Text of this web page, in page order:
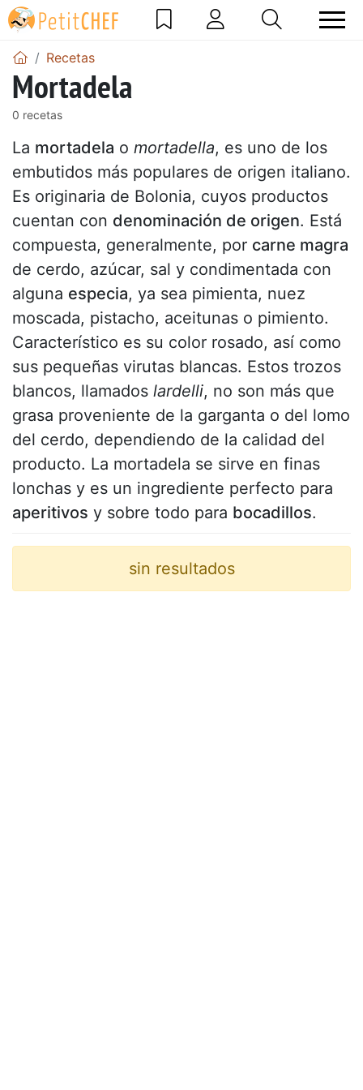
Recetas
Mortadela
0 recetas
La mortadela o mortadella, es uno de los
embutidos más populares de origen italiano.
Es originaria de Bolonia, cuyos productos
cuentan con denominación de origen. Está
compuesta, generalmente, por carne magra
de cerdo, azúcar, sal y condimentada con
alguna especia, ya sea pimienta, nuez
moscada, pistacho, aceitunas o pimiento.
Característico es su color rosado, así como
sus pequeñas virutas blancas. Estos trozos
blancos, llamados lardelli, no son más que
grasa proveniente de la garganta o del lomo
del cerdo, dependiendo de la calidad del
producto. La mortadela se sirve en finas
lonchas y es un ingrediente perfecto para
aperitivos y sobre todo para bocadillos.
sin resultados